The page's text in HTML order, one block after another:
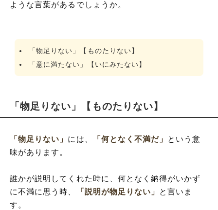
ような言葉があるでしょうか。
「物足りない」【ものたりない】
「意に満たない」【いにみたない】
「物足りない」【ものたりない】
「物足りない」 には、 「何となく不満だ」
という意
味があります。
誰かが説明してくれた時に、何となく納得がいかず
に不満に思う時、
「説明が物足りない」
と言いま
す。